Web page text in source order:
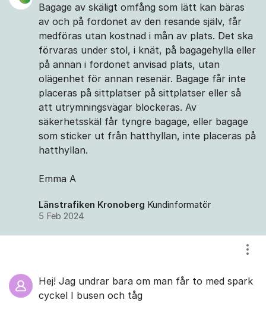
Bagage av skäligt omfång som lätt kan bäras
av och på fordonet av den resande själv, får
medföras utan kostnad i mån av plats. Det ska
förvaras under stol, i knät, på bagagehylla eller
på annan i fordonet anvisad plats, utan
olägenhet för annan resenär. Bagage får inte
placeras på sittplatser på sittplatser eller så
att utrymningsvägar blockeras. Av
säkerhetsskäl får tyngre bagage, eller bagage
som sticker ut från hatthyllan, inte placeras på
hatthyllan.
Emma A
Länstrafiken Kronoberg Kundinformatör
5 Feb 2024
Hej! Jag undrar bara om man får to med spark
cyckel I busen och tåg